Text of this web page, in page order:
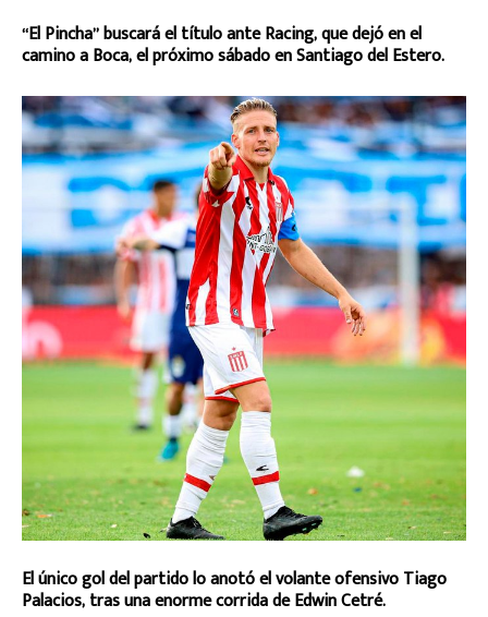
“El Pincha” buscará el título ante Racing, que dejó en el
camino a Boca, el próximo sábado en Santiago del Estero.
El único gol del partido lo anotó el volante ofensivo Tiago
Palacios, tras una enorme corrida de Edwin Cetré.